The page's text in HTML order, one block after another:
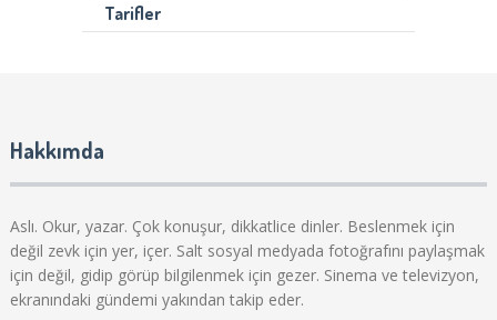
Tarifler
Hakkımda
Aslı. Okur, yazar. Çok konuşur, dikkatlice dinler. Beslenmek için
değil zevk için yer, içer. Salt sosyal medyada fotoğrafını paylaşmak
için değil, gidip görüp bilgilenmek için gezer. Sinema ve televizyon,
ekranındaki gündemi yakından takip eder.